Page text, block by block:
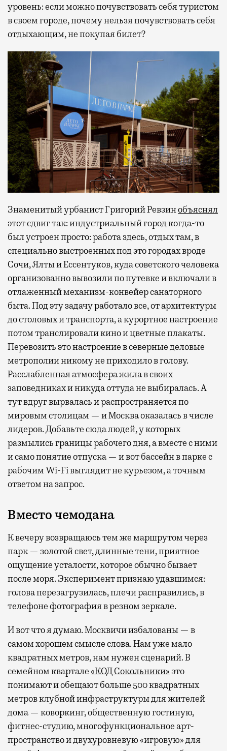
уровень: если можно почувствовать себя туристом
в своем городе, почему нельзя почувствовать себя
отдыхающим, не покупая билет?
Знаменитый урбанист Григорий Ревзинобъяснял
этот сдвиг так: индустриальный город когда-то
был устроен просто: работа здесь, отдых там, в
специально выстроенных под это городах вроде
Сочи, Ялты и Ессентуков, куда советского человека
организованно вывозили по путевке и включали в
отлаженный механизм-конвейер санаторного
быта. Под эту задачу работало все, от архитектуры
до столовых и транспорта, а курортное настроение
потом транслировали кино и цветные плакаты.
Перевозить это настроение в северные деловые
метрополии никому не приходило в голову.
Расслабленная атмосфера жила в своих
заповедниках и никуда оттуда не выбиралась. А
тут вдруг вырвалась и распространяется по
мировым столицам — и Москва оказалась в числе
лидеров. Добавьте сюда людей, у которых
размылись границы рабочего дня, а вместе с ними
и само понятие отпуска — и вот бассейн в парке с
рабочим Wi-Fi выглядит не курьезом, а точным
ответом на запрос.
Вместо чемодана
К вечеру возвращаюсь тем же маршрутом через
парк — золотой свет, длинные тени, приятное
ощущение усталости, которое обычно бывает
после моря. Эксперимент признаю удавшимся:
голова перезагрузилась, плечи расправились, в
телефоне фотография в резном зеркале.
И вот что я думаю. Москвичи избалованы — в
самом хорошем смысле слова. Нам уже мало
квадратных метров, нам нужен сценарий. В
семейном квартале«КОД Сокольники»это
понимают и обещают больше 500 квадратных
метров клубной инфраструктуры для жителей
дома — коворкинг, общественную гостиную,
фитнес-студию, многофункциональное арт-
пространство и двухуровневую «игровую» для